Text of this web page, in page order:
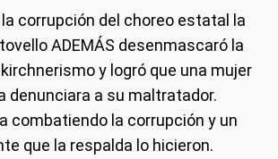
corrupción del choreo estatal la
ADEMÁS desenmascaró la
y logró que una mujer
denunciara a su maltratador.
combatiendo la corrupción y un
que la respalda lo hicieron.